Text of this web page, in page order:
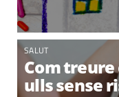
SALUT
Com treure
ulls sense